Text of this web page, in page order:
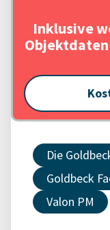
Inklusive
Die
Goldbeck
Valon PM